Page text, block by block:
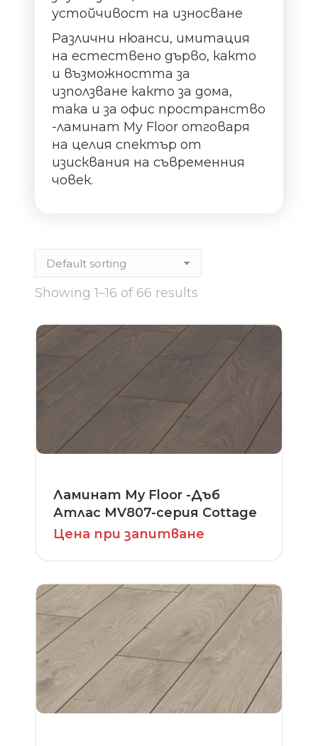
устойчивост на износване
Различни нюанси, имитация
на естествено дърво, както
и възможността за
използване както за дома,
така и за офис пространство
-ламинат My Floor отговаря
на целия спектър от
изисквания на съвременния
човек.
Showing 1–16 of 66 results
Ламинат My Floor -Дъб
Атлас MV807-серия Cottage
Цена при запитване